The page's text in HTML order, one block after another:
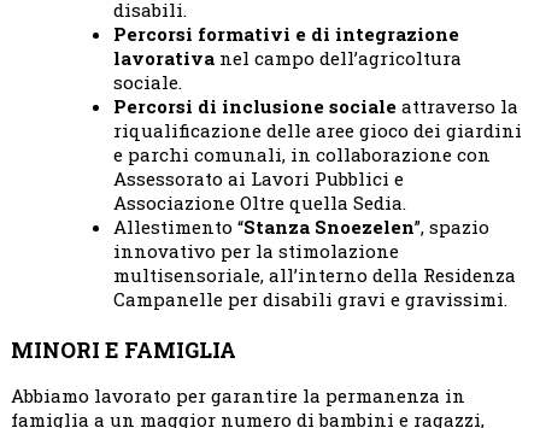
disabili.
Percorsi formativi e di integrazione
lavorativanel campo dell’agricoltura
sociale.
Percorsi di inclusione socialeattraverso la
riqualificazione delle aree gioco dei giardini
e parchi comunali, in collaborazione con
Assessorato ai Lavori Pubblici e
Associazione Oltre quella Sedia.
Allestimento “Stanza Snoezelen”, spazio
innovativo per la stimolazione
multisensoriale, all’interno della Residenza
Campanelle per disabili gravi e gravissimi.
MINORI E FAMIGLIA
Abbiamo lavorato per garantire la permanenza in
famiglia a un maggior numero di bambini e ragazzi,